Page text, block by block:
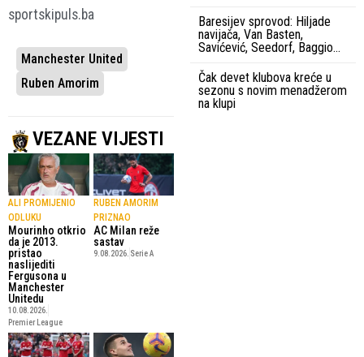
sportskipuls.ba
Manchester United
Ruben Amorim
VEZANE VIJESTI
ALI PROMIJENIO
ODLUKU
Mourinho otkrio
da je 2013.
pristao
naslijediti
Fergusona u
Manchester
Unitedu
10.08.2026.
Premier League
RUBEN AMORIM
PRIZNAO
AC Milan reže
sastav
9.08.2026. Serie A
Baresijev sprovod: Hiljade
navijača, Van Basten,
Savićević, Seedorf, Baggio…
Čak devet klubova kreće u
sezonu s novim menadžerom
na klupi